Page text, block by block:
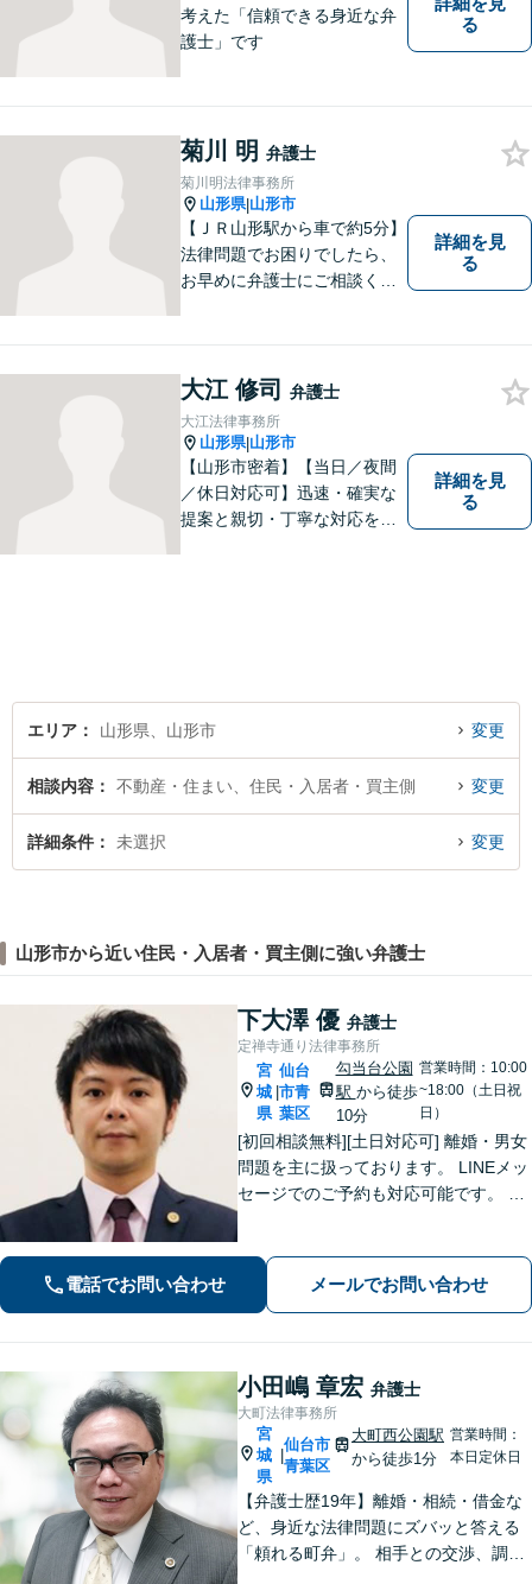
考えた「信頼できる身近な弁
護士」です
る
菊川 明 弁護士
菊川明法律事務所
山形県|山形市
【ＪＲ山形駅から車で約5分】
法律問題でお困りでしたら、
お早めに弁護士にご相談くだ
詳細を見
る
大江 修司 弁護士
大江法律事務所
山形県|山形市
【山形市密着】【当日／夜間
／休日対応可】迅速・確実な
提案と親切・丁寧な対応をい
伝いをいたします。
詳細を見
る
エリア 山形県、山形市 変更
相談内容 不動産・住まい、住民・入居者・買主側 変更
詳細条件 未選択 変更
山形市から近い住民・入居者・買主側に強い弁護士
下大澤 優 弁護士
定禅寺通り法律事務所
宮
城
県
仙台
市青
葉区
勾当台公園
駅 から徒歩
10分
営業時間：10:00
~18:00（土日祝
日）
[初回相談無料][土日対応可] 離婚・男女
問題を主に扱っております。 LINEメッ
セージでのご予約も対応可能です。 LI
in.ee/uFqpYWb
電話でお問い合わせ メールでお問い合わせ
小田嶋 章宏 弁護士
大町法律事務所
宮
城
県
仙台市
青葉区
大町西公園駅
から徒歩1分
営業時間：
本日定休日
【弁護士歴19年】離婚・相続・借金な
ど、身近な法律問題にズバッと答える
「頼れる町弁」。 相手との交渉、調